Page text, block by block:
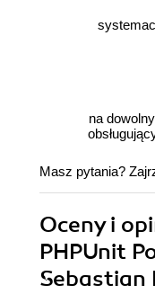
na
Masz pytania?
Oceny i
PHPUnit
Sebastian